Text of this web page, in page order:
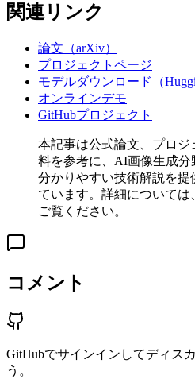
関連リンク
論文（arXiv）
プロジェクトページ
モデルダウンロード（
オンラインデモ
GitHubプロジェクト
本記事は公式論文、プロジ
料を参考に、AI画像生成分
分かりやすい技術解説を提
ています。詳細については
ご覧ください。
コメント
GitHubでサインインしてディス
う。